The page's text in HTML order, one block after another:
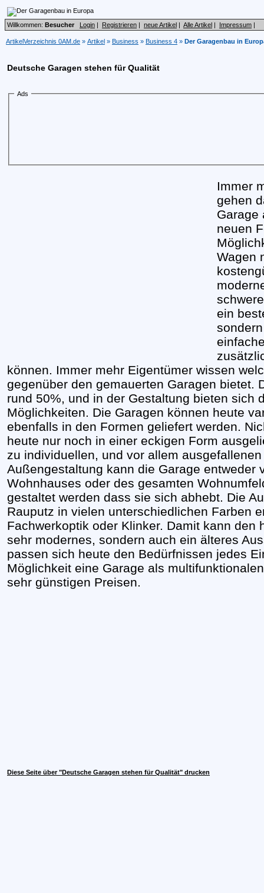
Willkommen: Besucher Login | Registrieren | neue Artikel | Alle Artikel | Impressum |
ArtikelVerzeichnis 0AM.de » Artikel » Business » Business 4 » Der Garagenbau in
Deutsche Garagen stehen für Qualität
Ads
Immer
gehen
Garage
neuen
Wagen
ein
können. Immer mehr Eigentümer wissen
gegenüber den gemauerten Garagen bietet.
rund 50%, und in der Gestaltung bieten sich
Möglichkeiten. Die Garagen können heute
ebenfalls in den Formen geliefert werden.
heute nur noch in einer eckigen Form
zu individuellen, und vor allem
Außengestaltung kann die Garage entweder
Wohnhauses oder des gesamten
gestaltet werden dass sie sich abhebt. Die
Rauputz in vielen unterschiedlichen Farben
Fachwerkoptik oder Klinker. Damit kann den
sehr modernes, sondern auch ein älteres
passen sich heute den Bedürfnissen jedes
Möglichkeit eine Garage als
sehr günstigen Preisen.
Diese Seite über "Deutsche Garagen stehen für Qualität" drucken